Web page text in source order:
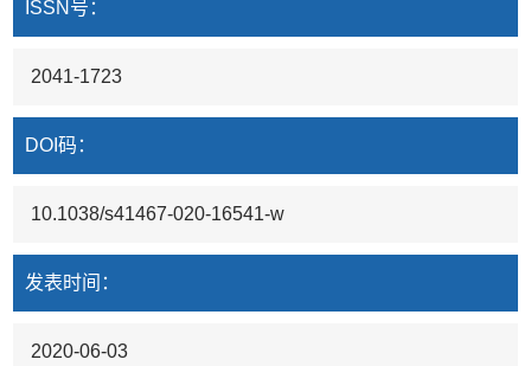
ISSN号：
2041-1723
DOI码：
10.1038/s41467-020-16541-w
发表时间：
2020-06-03